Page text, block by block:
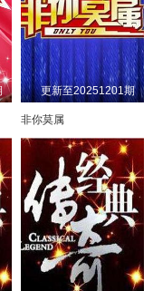
更新至20251201期
非你莫属